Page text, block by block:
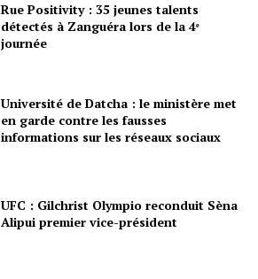
Rue Positivity : 35 jeunes talents
détectés à Zanguéra lors de la 4ᵉ
journée
Université de Datcha : le ministère met
en garde contre les fausses
informations sur les réseaux sociaux
UFC : Gilchrist Olympio reconduit Sèna
Alipui premier vice-président